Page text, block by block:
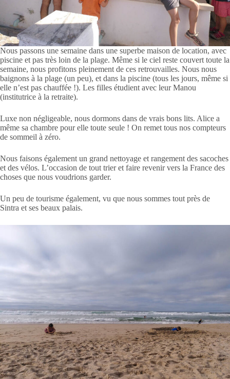
Nous passons une semaine dans une superbe maison de location, avec
piscine et pas très loin de la plage. Même si le ciel reste couvert toute la
semaine, nous profitons pleinement de ces retrouvailles. Nous nous
baignons à la plage (un peu), et dans la piscine (tous les jours, même si
elle n’est pas chauffée !). Les filles étudient avec leur Manou
(institutrice à la retraite).
Luxe non négligeable, nous dormons dans de vrais bons lits. Alice a
même sa chambre pour elle toute seule ! On remet tous nos compteurs
de sommeil à zéro.
Nous faisons également un grand nettoyage et rangement des sacoches
et des vélos. L’occasion de tout trier et faire revenir vers la France des
choses que nous voudrions garder.
Un peu de tourisme également, vu que nous sommes tout près de
Sintra et ses beaux palais.